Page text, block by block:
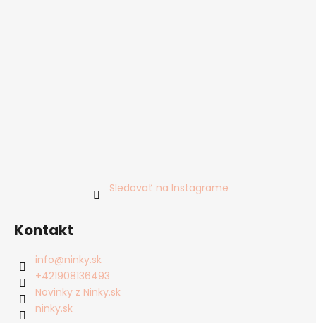
Sledovať na Instagrame
Kontakt
info@ninky.sk
+421908136493
Novinky z Ninky.sk
ninky.sk